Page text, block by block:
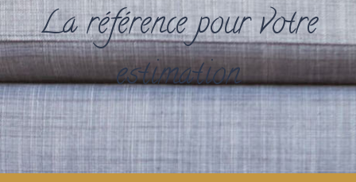
La référence pour votre
estimation